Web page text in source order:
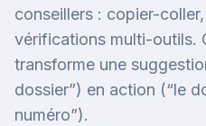
conseillers : copier-
vérifications multi-outils.
transforme une
dossier”) en action (“le
numéro”).